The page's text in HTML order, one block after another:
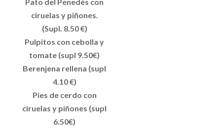
ciruelas y piñones.
(Supl. 8.50 €)
Pulpitos con cebolla y
tomate (supl 9.50€)
Berenjena rellena (supl
4.10 €)
Pies de cerdo con
ciruelas y piñones (supl
6.50€)